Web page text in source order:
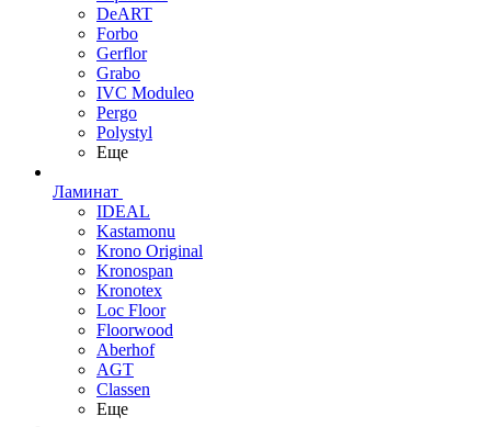
DeART
Forbo
Gerflor
Grabo
IVC Moduleo
Pergo
Polystyl
Еще
Ламинат
IDEAL
Kastamonu
Krono Original
Kronospan
Kronotex
Loc Floor
Floorwood
Aberhof
AGT
Classen
Еще